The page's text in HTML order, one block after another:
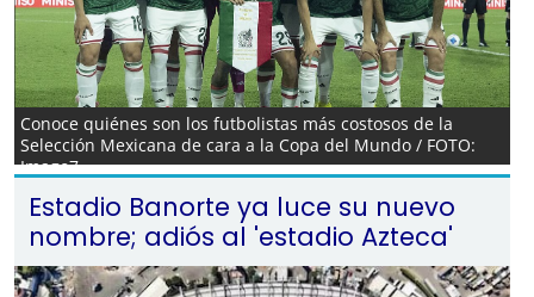
Conoce quiénes son los futbolistas más costosos de la
Selección Mexicana de cara a la Copa del Mundo / FOTO:
Imago7
Estadio Banorte ya luce su nuevo
nombre; adiós al 'estadio Azteca'